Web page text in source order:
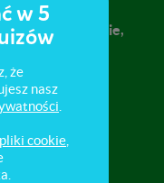
w Powsinie,
gatunki roślin,
w 5
że
nasz
cookie